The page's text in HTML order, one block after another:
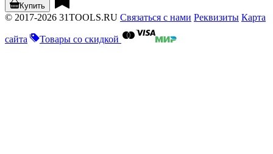
Купить
© 2017-2026 31TOOLS.RU Связаться с нами Реквизиты Карта
сайта Товары со скидкой